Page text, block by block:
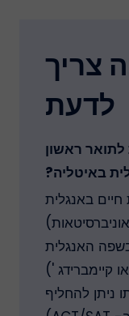
לדעת
ראשון
באיטליה?
באנגלית
האנגלית
להחליף